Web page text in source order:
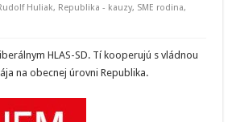
Huliak, Republika - kauzy, SME rodina,
HLAS-SD. Tí kooperujú s vládnou
na obecnej úrovni Republika.